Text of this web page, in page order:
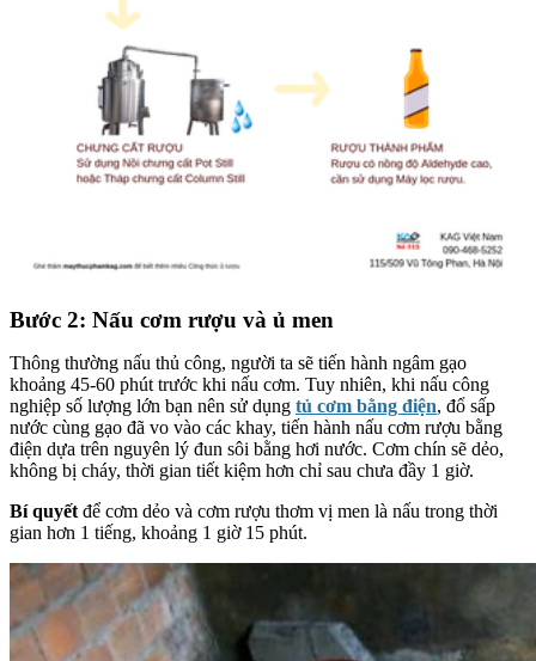
Bước 2: Nấu cơm rượu và ủ men
Thông thường nấu thủ công, người ta sẽ tiến hành ngâm gạo
khoảng 45-60 phút trước khi nấu cơm. Tuy nhiên, khi nấu công
nghiệp số lượng lớn bạn nên sử dụng tủ cơm bằng điện, đổ sấp
nước cùng gạo đã vo vào các khay, tiến hành nấu cơm rượu bằng
điện dựa trên nguyên lý đun sôi bằng hơi nước. Cơm chín sẽ dẻo,
không bị cháy, thời gian tiết kiệm hơn chỉ sau chưa đầy 1 giờ.
Bí quyết để cơm dẻo và cơm rượu thơm vị men là nấu trong thời
gian hơn 1 tiếng, khoảng 1 giờ 15 phút.